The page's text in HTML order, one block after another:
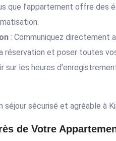
que l’appartement offre des
: Communiquez directement
réservation et poser toutes
sur les heures
séjour sécurisé et agréable à
de Votre